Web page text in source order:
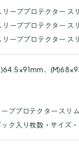
ーブプロテクター ス
ーブプロテクター ス
ーブプロテクター ス
、
ブプロテクター スリ
ク入り枚数・サイズ・